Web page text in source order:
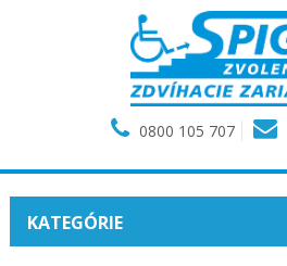
0800 105 707
KATEGÓRIE